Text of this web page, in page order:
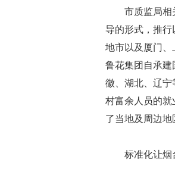
市质监局相
导的形式，推
地市以及厦门
鲁花集团自承
徽、湖北、辽
村富余人员的
了当地及周边地
标准化让烟